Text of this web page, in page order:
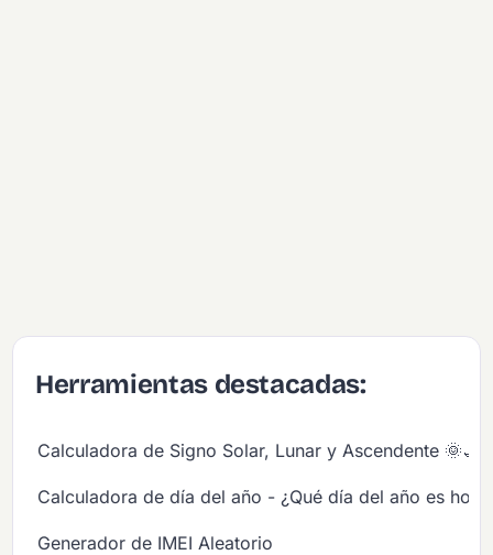
Herramientas destacadas:
Calculadora de Signo Solar, Lunar y Ascendente
Calculadora de día del año - ¿Qué día del año es hoy?
Generador de IMEI Aleatorio